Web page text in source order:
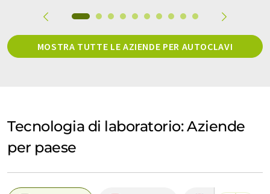
MOSTRA TUTTE LE AZIENDE PER AUTOCLAVI
Tecnologia di laboratorio: Aziende
per paese